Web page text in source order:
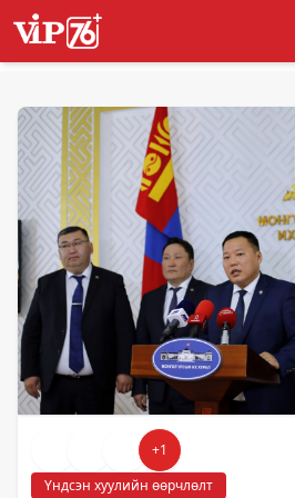
+1
Үндсэн хуулийн өөрчлөлт